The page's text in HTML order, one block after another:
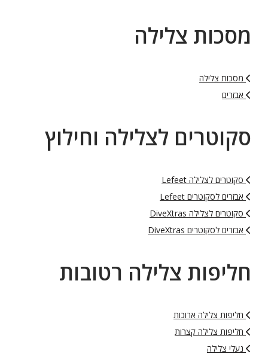
מסכות צלילה
מסכות צלילה
אבזרים
סקוטרים לצלילה וחילוץ
סקוטרים לצלילה Lefeet
אבזרים לסקוטרים Lefeet
סקוטרים לצלילה DiveXtras
אבזרים לסקוטרים DiveXtras
חליפות צלילה רטובות
חליפות צלילה ארוכות
חליפות צלילה קצרות
נעלי צלילה